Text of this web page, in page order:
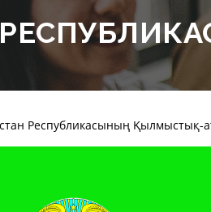
Республикасының Қылмыстық-